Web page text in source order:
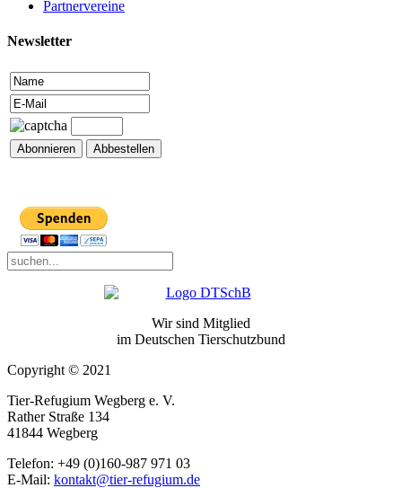
Partnervereine
Newsletter
Wir sind Mitglied
im Deutschen Tierschutzbund
Copyright © 2021
Tier-Refugium Wegberg e. V.
Rather Straße 134
41844 Wegberg
Telefon: +49 (0)160-987 971 03
E-Mail: kontakt@tier-refugium.de